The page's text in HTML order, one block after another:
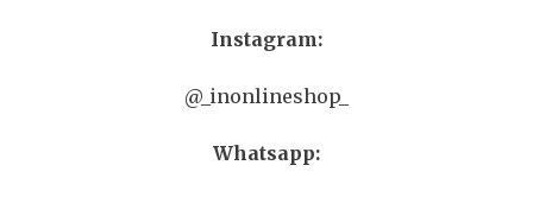
Instagram:
@_inonlineshop_
Whatsapp: